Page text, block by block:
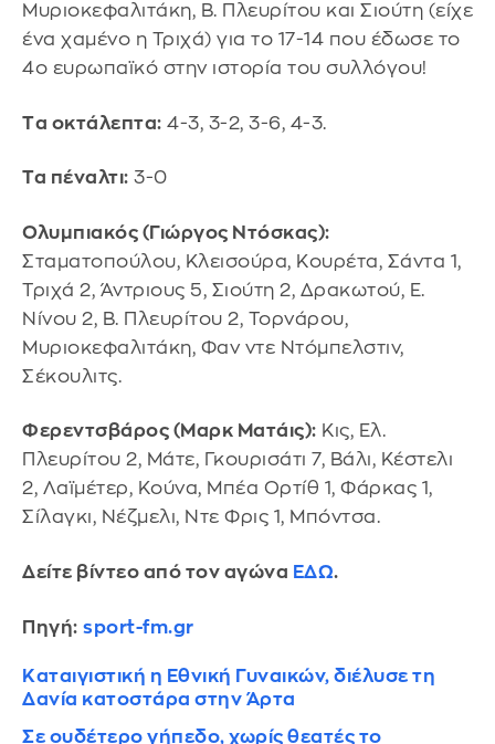
Μυριοκεφαλιτάκη, Β. Πλευρίτου και Σιούτη (είχε
ένα χαμένο η Τριχά) για το 17-14 που έδωσε το
4ο ευρωπαϊκό στην ιστορία του συλλόγου!
Tα οκτάλεπτα: 4-3, 3-2, 3-6, 4-3.
Τα πέναλτι: 3-0
Ολυμπιακός (Γιώργος Ντόσκας):
Σταματοπούλου, Κλεισούρα, Κουρέτα, Σάντα 1,
Τριχά 2, Άντριους 5, Σιούτη 2, Δρακωτού, Ε.
Νίνου 2, Β. Πλευρίτου 2, Τορνάρου,
Μυριοκεφαλιτάκη, Φαν ντε Ντόμπελστιν,
Σέκουλιτς.
Φερεντσβάρος (Μαρκ Ματάις): Κις, Ελ.
Πλευρίτου 2, Μάτε, Γκουρισάτι 7, Βάλι, Κέστελι
2, Λαϊμέτερ, Κούνα, Μπέα Ορτίθ 1, Φάρκας 1,
Σίλαγκι, Νέζμελι, Ντε Φρις 1, Μπόντσα.
Δείτε βίντεο από τον αγώνα ΕΔΩ.
Πηγή: sport-fm.gr
Καταιγιστική η Εθνική Γυναικών, διέλυσε τη
Δανία κατοστάρα στην Άρτα
Σε ουδέτερο γήπεδο, χωρίς θεατές το